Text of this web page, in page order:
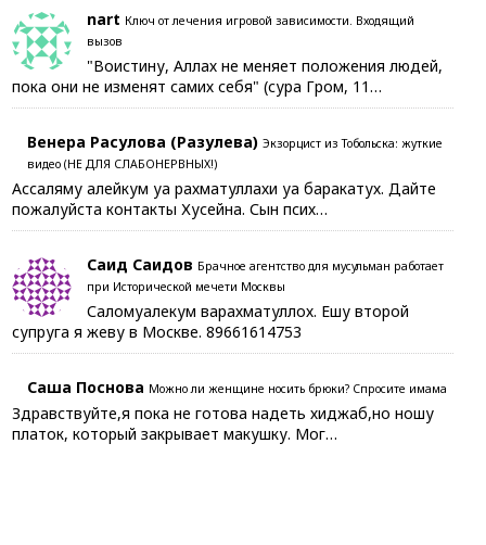
nart Ключ от лечения игровой зависимости. Входящий
вызов
"Воистину, Аллах не меняет положения людей,
пока они не изменят самих себя" (сура Гром, 11…
Венера Расулова (Разулева) Экзорцист из Тобольска: жуткие
видео (НЕ ДЛЯ СЛАБОНЕРВНЫХ!)
Ассаляму алейкум уа рахматуллахи уа баракатух. Дайте
пожалуйста контакты Хусейна. Сын псих…
Саид Саидов Брачное агентство для мусульман работает
при Исторической мечети Москвы
Саломуалекум варахматуллох. Ешу второй
супруга я жеву в Москве. 89661614753
Саша Поснова Можно ли женщине носить брюки? Спросите имама
Здравствуйте,я пока не готова надеть хиджаб,но ношу
платок, который закрывает макушку. Мог…